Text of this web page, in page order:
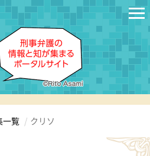
一覧 クリソ